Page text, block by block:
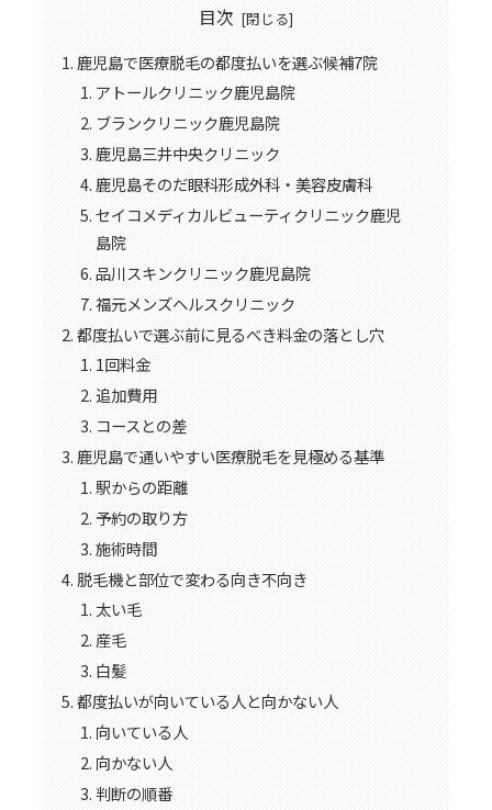
目次
鹿児島で医療脱毛の都度払いを選ぶ候補7院
アトールクリニック鹿児島院
ブランクリニック鹿児島院
鹿児島三井中央クリニック
鹿児島そのだ眼科形成外科・美容皮膚科
セイコメディカルビューティクリニック鹿児
島院
品川スキンクリニック鹿児島院
福元メンズヘルスクリニック
都度払いで選ぶ前に見るべき料金の落とし穴
1回料金
追加費用
コースとの差
鹿児島で通いやすい医療脱毛を見極める基準
駅からの距離
予約の取り方
施術時間
脱毛機と部位で変わる向き不向き
太い毛
産毛
白髪
都度払いが向いている人と向かない人
向いている人
向かない人
判断の順番